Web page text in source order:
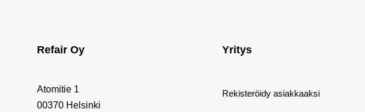
Refair Oy
Atomitie 1
00370 Helsinki
Yritys
Rekisteröidy asiakkaaksi